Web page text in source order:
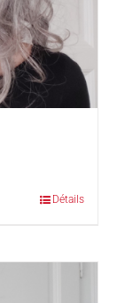
Détails